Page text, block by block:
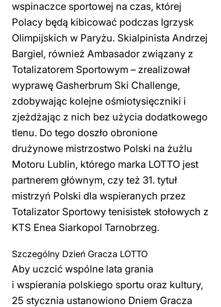
wspinaczce sportowej na czas, której
Polacy będą kibicować podczas Igrzysk
Olimpijskich w Paryżu. Skialpinista Andrzej
Bargiel, również Ambasador związany z
Totalizatorem Sportowym – zrealizował
wyprawę Gasherbrum Ski Challenge,
zdobywając kolejne ośmiotysięczniki i
zjeżdżając z nich bez użycia dodatkowego
tlenu. Do tego doszło obronione
drużynowe mistrzostwo Polski na żużlu
Motoru Lublin, którego marka LOTTO jest
partnerem głównym, czy też 31. tytuł
mistrzyń Polski dla wspieranych przez
Totalizator Sportowy tenisistek stołowych z
KTS Enea Siarkopol Tarnobrzeg.
Szczególny Dzień Gracza LOTTO
Aby uczcić wspólne lata grania
i wspierania polskiego sportu oraz kultury,
25 stycznia ustanowiono Dniem Gracza